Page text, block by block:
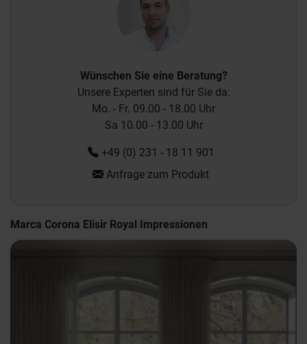
Wünschen Sie eine Beratung?
Unsere Experten sind für Sie da:
Mo. - Fr. 09.00 - 18.00 Uhr
Sa 10.00 - 13.00 Uhr
+49 (0) 231 - 18 11 901
Anfrage zum Produkt
Marca Corona Elisir Royal Impressionen